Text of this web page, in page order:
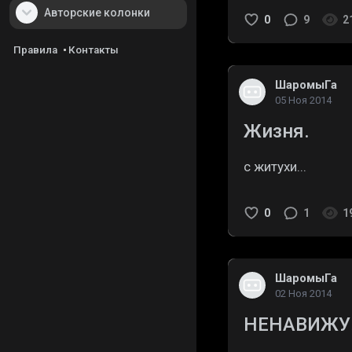
Авторские колонки
Правила Контакты
0 9
ШаромыГа
05 Ноя 2014
Жизня.
с житухи...
0 1
ШаромыГа
02 Ноя 2014